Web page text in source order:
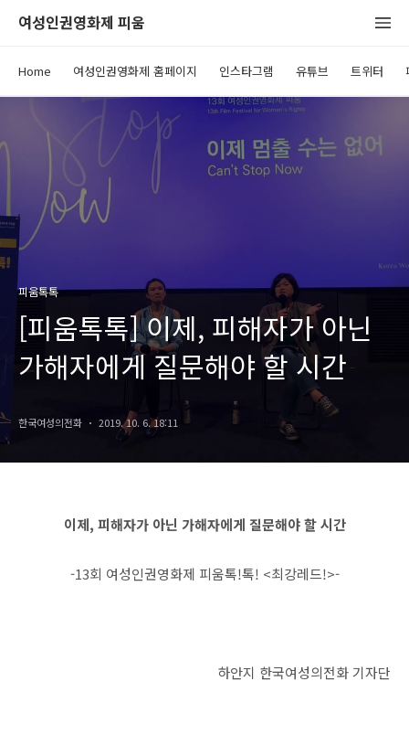
여성인권영화제 피움
Home 여성인권영화제 홈페이지 인스타그램 유튜브 트위터
피움톡톡
[피움톡톡] 이제, 피해자가 아닌
가해자에게 질문해야 할 시간
한국여성의전화 2019. 10. 6. 18:11
이제, 피해자가 아닌 가해자에게 질문해야 할 시간
-13회 여성인권영화제 피움톡!톡! <최강레드!>-
하안지 한국여성의전화 기자단